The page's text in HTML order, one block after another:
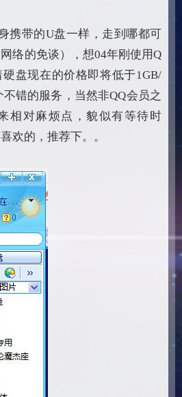
携带的U盘一样，走到哪都可
络的免谈），想04年刚使用Q
盘现在的价格即将低于1GB/
错的服务，当然非QQ会员之
相对麻烦点，貌似有等待时
欢的，推荐下。。